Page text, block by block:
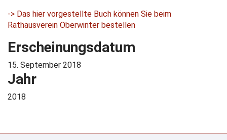
-> Das hier vorgestellte Buch können Sie beim
Rathausverein Oberwinter bestellen
Erscheinungsdatum
15. September 2018
Jahr
2018